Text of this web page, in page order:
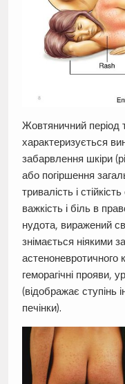
Жовтяничний період
характеризується
забарвлення шкіри
або погіршення
тривалість і
важкість і біль в
нудота, виражений
знімається ніякими
астеноневротичного
геморагічні прояви,
(відображає ступінь
печінки).